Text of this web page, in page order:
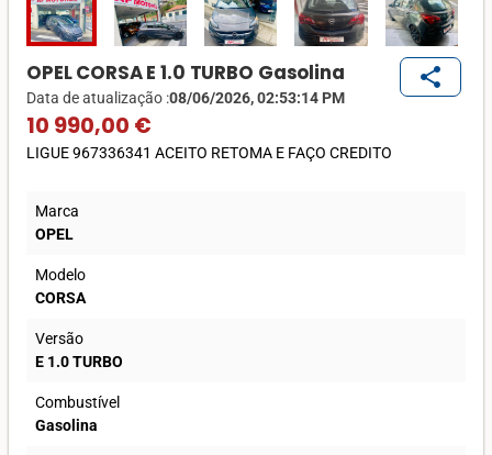
OPEL CORSA E 1.0 TURBO Gasolina
Data de atualização :08/06/2026, 02:53:14 PM
10 990,00 €
share
LIGUE 967336341 ACEITO RETOMA E FAÇO CREDITO
Marca
OPEL
Modelo
CORSA
Versão
E 1.0 TURBO
Combustível
Gasolina